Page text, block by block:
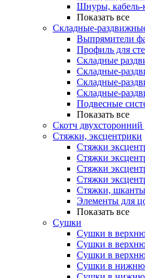
Шнуры, кабель-
Показать все
Складные-
Выпрямители
Профиль для
Складные
Складные-
Складные-
Складные-
Подвесные
Показать все
Скотч двухсторонний
Стяжки, эксцентрики
Cтяжки
Стяжки
Стяжки
Стяжки
Стяжки, шканты
Элементы для
Показать все
Сушки
Сушки в
Сушки в
Сушки в
Сушки в